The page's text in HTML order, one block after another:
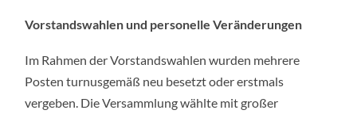
Vorstandswahlen und personelle Veränderungen
Im Rahmen der Vorstandswahlen wurden mehrere
Posten turnusgemäß neu besetzt oder erstmals
vergeben. Die Versammlung wählte mit großer